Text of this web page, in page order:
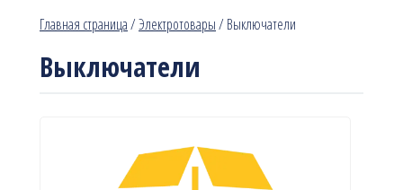
Главная страница/Электротовары/Выключатели
Выключатели